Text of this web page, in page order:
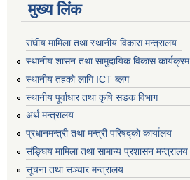
मुख्य लिंक
संघीय मामिला तथा स्थानीय विकास मन्त्रालय
स्थानीय शासन तथा सामुदायिक विकास कार्यक्रम
स्थानीय तहको लागि ICT ब्लग
स्थानीय पूर्वाधार तथा कृषि सडक विभाग
अर्थ मन्त्रालय
प्रधानमन्त्री तथा मन्त्री परिषद्काे कार्यालय
संङ्घिय मामिला तथा सामान्य प्रशासन मन्त्रालय
सूचना तथा सञ्चार मन्त्रालय